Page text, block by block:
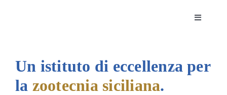
Toggle
Un istituto di eccellenza per
la zootecnia siciliana.